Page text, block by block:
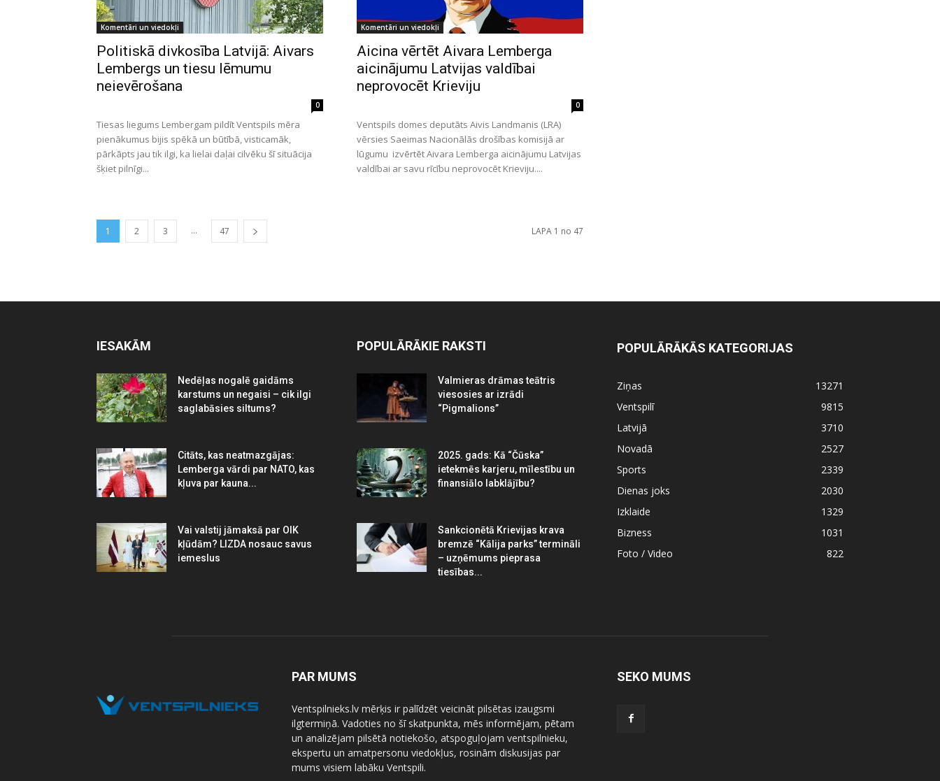
Komentāri un viedokļi
Politiskā divkosība Latvijā: Aivars
Lembergs un tiesu lēmumu
neievērošana
0
Tiesas liegums Lembergam pildīt Ventspils mēra
pienākumus bijis spēkā un būtībā, visticamāk,
pārkāpts jau tik ilgi, ka lielai daļai cilvēku šī situācija
šķiet pilnīgi...
Komentāri un viedokļi
Aicina vērtēt Aivara Lemberga
aicinājumu Latvijas valdībai
neprovocēt Krieviju
0
Ventspils domes deputāts Aivis Landmanis (LRA)
vērsies Saeimas Nacionālās drošības komisijā ar
lūgumu izvērtēt Aivara Lemberga aicinājumu Latvijas
valdībai ar savu rīcību neprovocēt Krieviju....
1 2 3 ... 47 LAPA 1 no 47
IESAKĀM
Nedēļas nogalē gaidāms
karstums un negaisi – cik ilgi
saglabāsies siltums?
Citāts, kas neatmazgājas:
Lemberga vārdi par NATO, kas
kļuva par kauna...
Vai valstij jāmaksā par OIK
kļūdām? LIZDA nosauc savus
iemeslus
POPULĀRĀKIE RAKSTI
Valmieras drāmas teātris
viesosies ar izrādi
“Pigmalions”
2025. gads: Kā “Čūska”
ietekmēs karjeru, mīlestību un
finansiālo labklājību?
Sankcionētā Krievijas krava
bremzē “Kālija parks” termināli
– uzņēmums pieprasa
tiesības...
POPULĀRĀKĀS KATEGORIJAS
Ziņas
13271
Ventspilī
9815
Latvijā
3710
Novadā
2527
Sports
2339
Dienas joks
2030
Izklaide
1329
Bizness
1031
Foto / Video
822
PAR MUMS
Ventspilnieks.lv mērķis ir palīdzēt veicināt pilsētas izaugsmi
ilgtermiņā. Vadoties no šī skatpunkta, mēs informējam, pētam
un analizējam pilsētā notiekošo, atspoguļojam ventspilnieku,
ekspertu un amatpersonu viedokļus, rosinām diskusijas par
mums visiem labāku Ventspili.
SEKO MUMS